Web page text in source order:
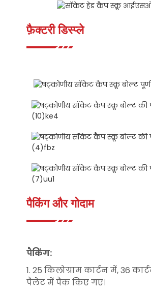
फ़ैक्टरी डिस्प्ले
पैकिंग और गोदाम
पैकिंग:
1. 25 किलोग्राम कार्टन में, 36
पैलेट में पैक किए गए।